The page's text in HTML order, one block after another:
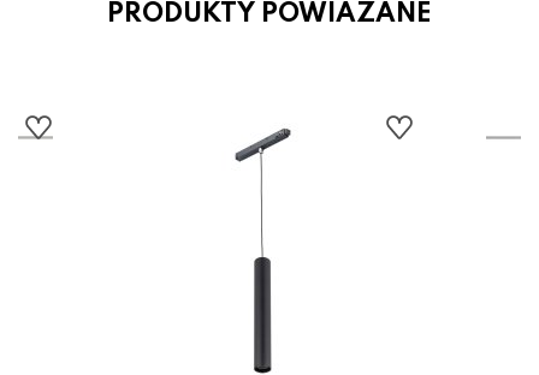
PRODUKTY POWIAZANE